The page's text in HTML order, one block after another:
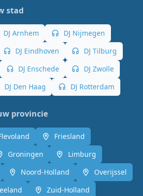
stad
DJ Arnhem
DJ Nijmegen
DJ Eindhoven
DJ Tilburg
DJ Enschede
DJ Zwolle
DJ Den Haag DJ Rotterdam
provincie
Friesland
Groningen
Limburg
Noord-Holland
Overijssel
Zuid-Holland